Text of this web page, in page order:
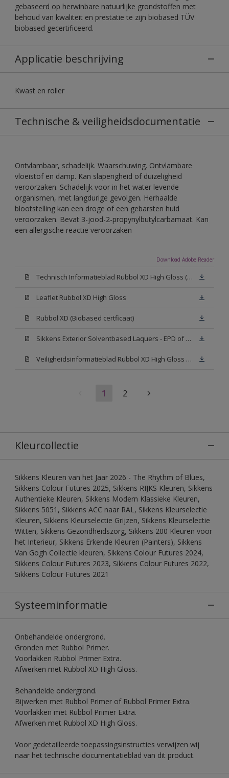
gebaseerd op herwinbare natuurlijke grondstoffen met
behoud van kwaliteit en prestatie te zijn biobased TÜV
biobased gecertificeerd.
Applicatie beschrijving
Kwast en roller
Technische & veiligheidsdocumentatie
Ontvlambaar, schadelijk. Waarschuwing. Ontvlambare
vloeistof en damp. Kan slaperigheid of duizeligheid
veroorzaken. Schadelijk voor in het water levende
organismen, met langdurige gevolgen. Herhaalde
blootstelling kan een droge of een gebarsten huid
veroorzaken. Bevat 3-jood-2-propynylbutylcarbamaat. Kan
een allergische reactie veroorzaken
Download Adobe Reader
Technisch Informatieblad Rubbol XD High Gloss (PDF)
Leaflet Rubbol XD High Gloss
Rubbol XD (Biobased certficaat)
Sikkens Exterior Solventbased Laquers - EPD of Milieuproductverklaring
Veiligheidsinformatieblad Rubbol XD High Gloss White W05 (MSDS)
1 2
Kleurcollectie
Sikkens Kleuren van het Jaar 2026 - The Rhythm of Blues,
Sikkens Colour Futures 2025, Sikkens RIJKS Kleuren, Sikkens
Authentieke Kleuren, Sikkens Modern Klassieke Kleuren,
Sikkens 5051, Sikkens ACC naar RAL, Sikkens Kleurselectie
Kleuren, Sikkens Kleurselectie Grijzen, Sikkens Kleurselectie
Witten, Sikkens Gezondheidszorg, Sikkens 200 Kleuren voor
het Interieur, Sikkens Erkende Kleuren (Painters), Sikkens
Van Gogh Collectie kleuren, Sikkens Colour Futures 2024,
Sikkens Colour Futures 2023, Sikkens Colour Futures 2022,
Sikkens Colour Futures 2021
Systeeminformatie
Onbehandelde ondergrond.
Gronden met Rubbol Primer.
Voorlakken Rubbol Primer Extra.
Afwerken met Rubbol XD High Gloss.
Behandelde ondergrond.
Bijwerken met Rubbol Primer of Rubbol Primer Extra.
Voorlakken met Rubbol Primer Extra.
Afwerken met Rubbol XD High Gloss.
Voor gedetailleerde toepassingsinstructies verwijzen wij
naar het technische documentatieblad van dit product.